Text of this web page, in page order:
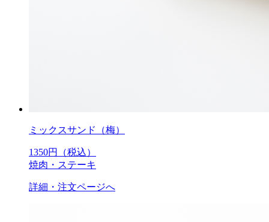
ミックスサンド（梅）
1350円（税込）
焼肉・ステーキ
詳細・注文ページへ